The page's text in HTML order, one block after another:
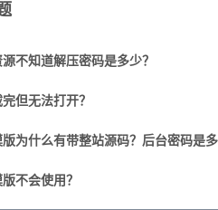
不知道解压密码是多少？
但无法打开？
为什么有带整站源码？后台密码是多
不会使用？